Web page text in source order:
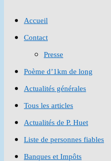
Accueil
Contact
Presse
Poème d’1km de long
Actualités générales
Tous les articles
Actualités de P. Huet
Liste de personnes fiables
Banques et Impôts